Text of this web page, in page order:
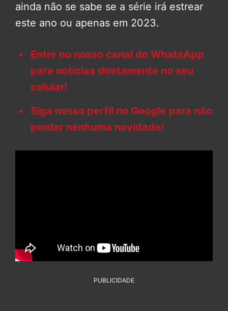
ainda não se sabe se a série irá estrear
este ano ou apenas em 2023.
Entre no nosso canal do WhatsApp
para notícias diretamente no seu
celular!
Siga nosso perfil no Google para não
perder nenhuma novidade!
PUBLICIDADE